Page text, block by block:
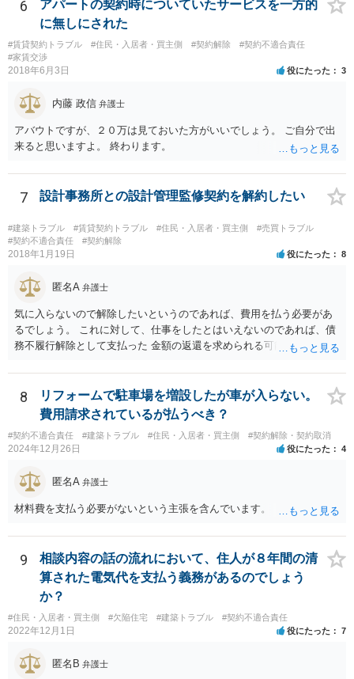
6
アパートの契約時についていたサービスを一方的
に無しにされた
#賃貸契約トラブル #住民・入居者・買主側 #契約解除
#契約不適合責任
#家賃交渉
2018年6月3日 役にたった 3
内藤 政信 弁護士
アバウトですが、２０万は見ておいた方がいいでしょう。 ご自分で出
来ると思いますよ。 終わります。
7 設計事務所との設計管理監修契約を解約したい
#建築トラブル #賃貸契約トラブル #住民・入居者・買主側
#売買トラブル
#契約不適合責任
#契約解除
2018年1月19日 役にたった 8
匿名A 弁護士
気に入らないので解除したいというのであれば、費用を払う必要があ
るでしょう。 これに対して、仕事をしたとはいえないのであれば、債
務不履行解除として支払った 金額の返還を求められる可能性はありま
双方合意できない場合は 裁判をして決めざるを得ません。 せめて、お
近くの弁護士に契約書や図面を持って相談だけでもしてみてくださ
8
リフォームで駐車場を増設したが車が入らない。
費用請求されているが払うべき？
#契約不適合責任 #建築トラブル #住民・入居者・買主側 #契約解除・契約取消
2024年12月26日 役にたった 4
匿名A 弁護士
材料費を支払う必要がないという主張を含んでいます。
9
相談内容の話の流れにおいて、住人が８年間の清
算された電気代を支払う義務があるのでしょう
か？
#住民・入居者・買主側 #欠陥住宅 #建築トラブル #契約不適合責任
2022年12月1日 役にたった 7
匿名B 弁護士